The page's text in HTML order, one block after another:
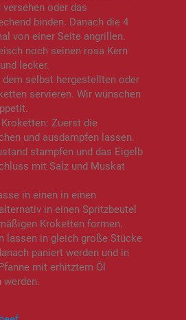
oder das
binden. Danach die 4
von einer Seite angrillen.
noch seinen rosa Kern
lecker.
selbst hergestellten oder
servieren. Wir wünschen
Zuerst die
und ausdampfen lassen.
stampfen und das Eigelb
mit Salz und Muskat
in einen in einen
in einen Spritzbeutel
Kroketten formen.
lassen in gleich große Stücke
paniert werden und in
mit erhitztem Öl
werden.